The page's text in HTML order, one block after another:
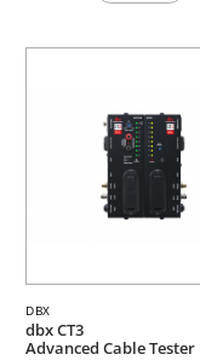
DBX
dbx CT3
Advanced Cable Tester